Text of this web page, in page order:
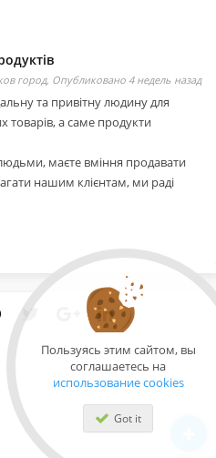
Пользуясь этим сайтом, вы
соглашаетесь на
использование cookies
Got it
город, Опубликовано 4 недель назад
та привітну людину для
а саме продукти
маєте вміння продавати
нашим клієнтам, ми раді